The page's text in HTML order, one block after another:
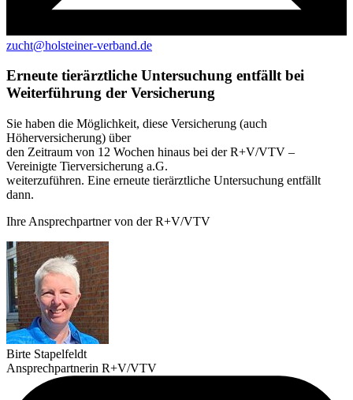
zucht@holsteiner-verband.de
Erneute tierärztliche Untersuchung entfällt bei
Weiterführung der Versicherung
Sie haben die Möglichkeit, diese Versicherung (auch
Höherversicherung) über
den Zeitraum von 12 Wochen hinaus bei der R+V/VTV –
Vereinigte Tierversicherung a.G.
weiterzuführen. Eine erneute tierärztliche Untersuchung entfällt
dann.
Ihre Ansprechpartner von der R+V/VTV
Birte Stapelfeldt
Ansprechpartnerin R+V/VTV